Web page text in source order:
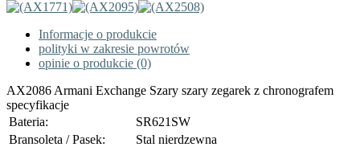
Informacje o produkcie
polityki w zakresie powrotów
opinie o produkcie (0)
AX2086 Armani Exchange Szary szary zegarek z chronografem
specyfikacje
Bateria:
SR621SW
Bransoleta / Pasek:
Stal nierdzewna